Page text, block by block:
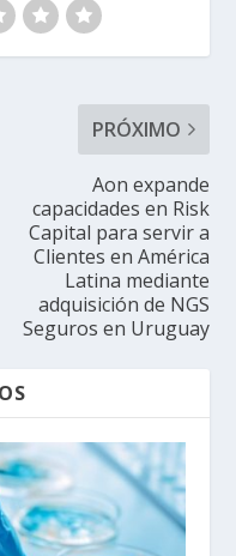
PRÓXIMO
Aon expande
capacidades en Risk
Capital para servir a
Clientes en América
Latina mediante
adquisición de NGS
Seguros en Uruguay